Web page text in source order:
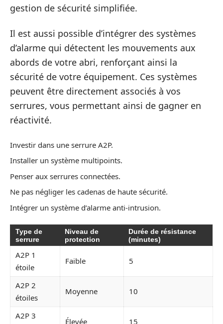
gestion de sécurité simplifiée.
Il est aussi possible d’intégrer des systèmes
d’alarme qui détectent les mouvements aux
abords de votre abri, renforçant ainsi la
sécurité de votre équipement. Ces systèmes
peuvent être directement associés à vos
serrures, vous permettant ainsi de gagner en
réactivité.
Investir dans une serrure A2P.
Installer un système multipoints.
Penser aux serrures connectées.
Ne pas négliger les cadenas de haute sécurité.
Intégrer un système d’alarme anti-intrusion.
Type de
serrure
Niveau de
protection
Durée de résistance
(minutes)
A2P 1
étoile
Faible 5
A2P 2
étoiles
Moyenne 10
A2P 3
Élevée 15